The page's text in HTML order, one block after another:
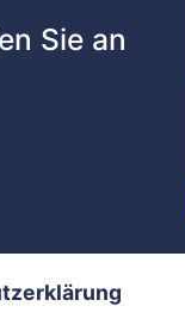
Sie an